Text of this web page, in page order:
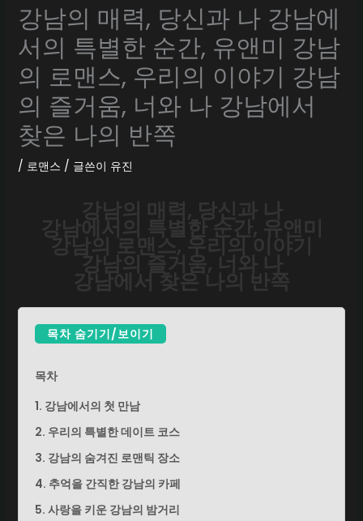
강남의 매력, 당신과 나 강남에
서의 특별한 순간, 유앤미 강남
의 로맨스, 우리의 이야기 강남
의 즐거움, 너와 나 강남에서
찾은 나의 반쪽
/ 로맨스 / 글쓴이 유진
강남의 매력, 당신과 나
강남에서의 특별한 순간, 유앤미
강남의 로맨스, 우리의 이야기
강남의 즐거움, 너와 나
강남에서 찾은 나의 반쪽
목차 숨기기/보이기
목차
1. 강남에서의 첫 만남
2. 우리의 특별한 데이트 코스
3. 강남의 숨겨진 로맨틱 장소
4. 추억을 간직한 강남의 카페
5. 사랑을 키운 강남의 밤거리